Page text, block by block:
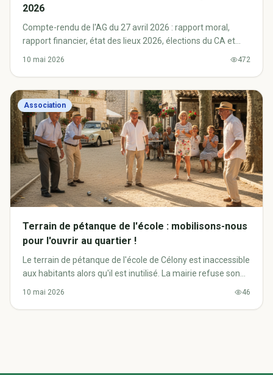
2026
Compte-rendu de l'AG du 27 avril 2026 : rapport moral,
rapport financier, état des lieux 2026, élections du CA et
10 mai 2026 472
Association
Terrain de pétanque de l'école : mobilisons-nous
pour l'ouvrir au quartier !
Le terrain de pétanque de l'école de Célony est inaccessible
aux habitants alors qu'il est inutilisé. La mairie refuse son
10 mai 2026 46